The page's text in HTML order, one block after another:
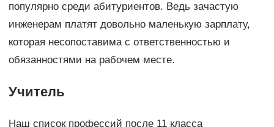
популярно среди абитуриентов. Ведь зачастую
инженерам платят довольно маленькую зарплату,
которая несопоставима с ответственностью и
обязанностями на рабочем месте.
Учитель
Наш список профессий после 11 класса